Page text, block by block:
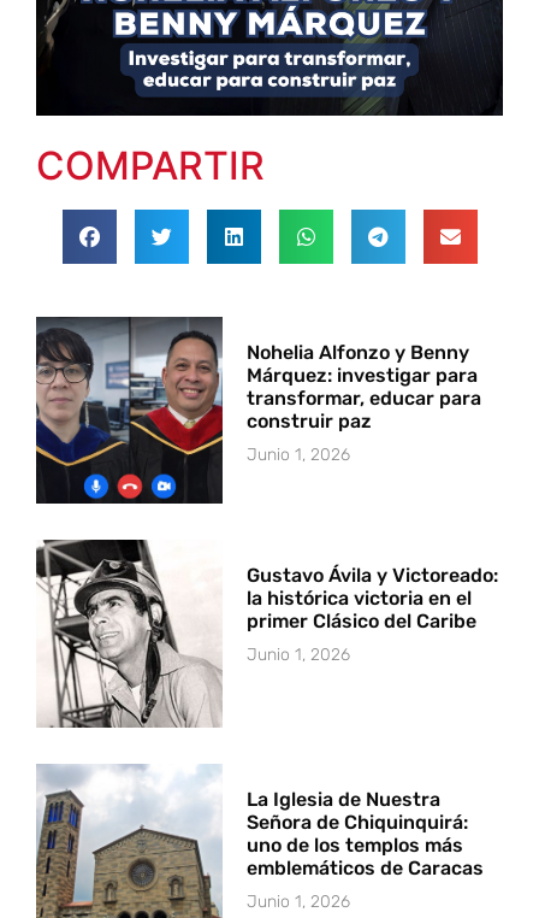
COMPARTIR
Nohelia Alfonzo y Benny
Márquez: investigar para
transformar, educar para
construir paz
Junio 1, 2026
Gustavo Ávila y Victoreado:
la histórica victoria en el
primer Clásico del Caribe
Junio 1, 2026
La Iglesia de Nuestra
Señora de Chiquinquirá:
uno de los templos más
emblemáticos de Caracas
Junio 1, 2026